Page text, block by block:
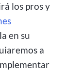
los pros y
en su
a